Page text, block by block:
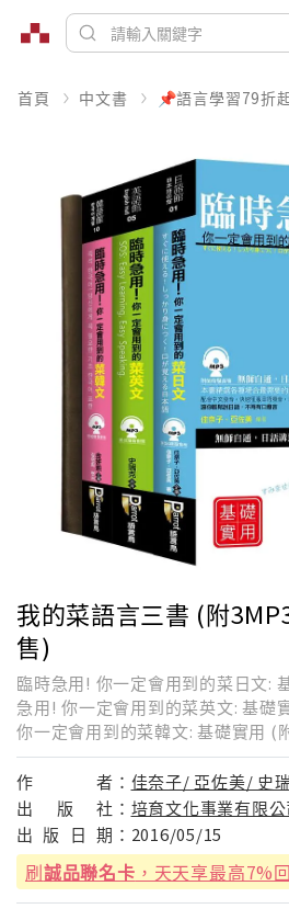
首頁 中文書 📌語言學習79折
我的菜語言三書 (附
售)
臨時急用! 你一定會用到的菜日文:
急用! 你一定會用到的菜英文: 基礎
你一定會用到的菜韓文: 基礎實用 (
作 者： 佳奈子/ 亞佐美/ 史
出
版 社： 培育文化事業有限公
出 版 日 期： 2016/05/15
刷誠品聯名卡 ，天天享最高7%